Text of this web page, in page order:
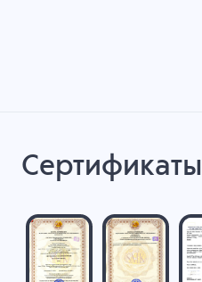
Сертификаты